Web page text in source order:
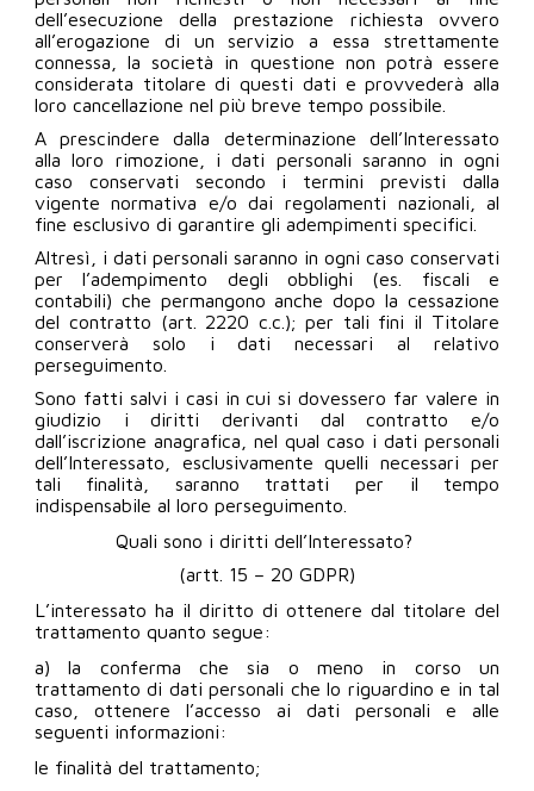
dell’esecuzione della prestazione richiesta ovvero
all’erogazione di un servizio a essa strettamente
connessa, la società in questione non potrà essere
considerata titolare di questi dati e provvederà alla
loro cancellazione nel più breve tempo possibile.
A prescindere dalla determinazione dell’Interessato
alla loro rimozione, i dati personali saranno in ogni
caso conservati secondo i termini previsti dalla
vigente normativa e/o dai regolamenti nazionali, al
fine esclusivo di garantire gli adempimenti specifici.
Altresì, i dati personali saranno in ogni caso conservati
per l’adempimento degli obblighi (es. fiscali e
contabili) che permangono anche dopo la cessazione
del contratto (art. 2220 c.c.); per tali fini il Titolare
conserverà solo i dati necessari al relativo
perseguimento.
Sono fatti salvi i casi in cui si dovessero far valere in
giudizio i diritti derivanti dal contratto e/o
dall’iscrizione anagrafica, nel qual caso i dati personali
dell’Interessato, esclusivamente quelli necessari per
tali finalità, saranno trattati per il tempo
indispensabile al loro perseguimento.
Quali sono i diritti dell’Interessato?
(artt. 15 – 20 GDPR)
L’interessato ha il diritto di ottenere dal titolare del
trattamento quanto segue:
a) la conferma che sia o meno in corso un
trattamento di dati personali che lo riguardino e in tal
caso, ottenere l’accesso ai dati personali e alle
seguenti informazioni:
le finalità del trattamento;